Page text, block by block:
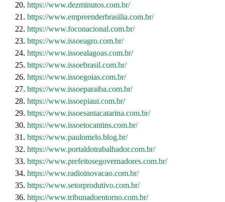
20. https://www.dezminutos.com.br/
21. https://www.empreenderbrasilia.com.br/
22. https://www.foconacional.com.br/
23. https://www.issoeagro.com.br/
24. https://www.issoealagoas.com.br/
25. https://www.issoebrasil.com.br/
26. https://www.issoegoias.com.br/
27. https://www.issoeparaiba.com.br/
28. https://www.issoepiaui.com.br/
29. https://www.issoesantacatarina.com.br/
30. https://www.issoetocantins.com.br/
31. https://www.paulomelo.blog.br/
32. https://www.portaldotrabalhador.com.br/
33. https://www.prefeitosegovernadores.com.br/
34. https://www.radioinovacao.com.br/
35. https://www.setorprodutivo.com.br/
36. https://www.tribunadoentorno.com.br/